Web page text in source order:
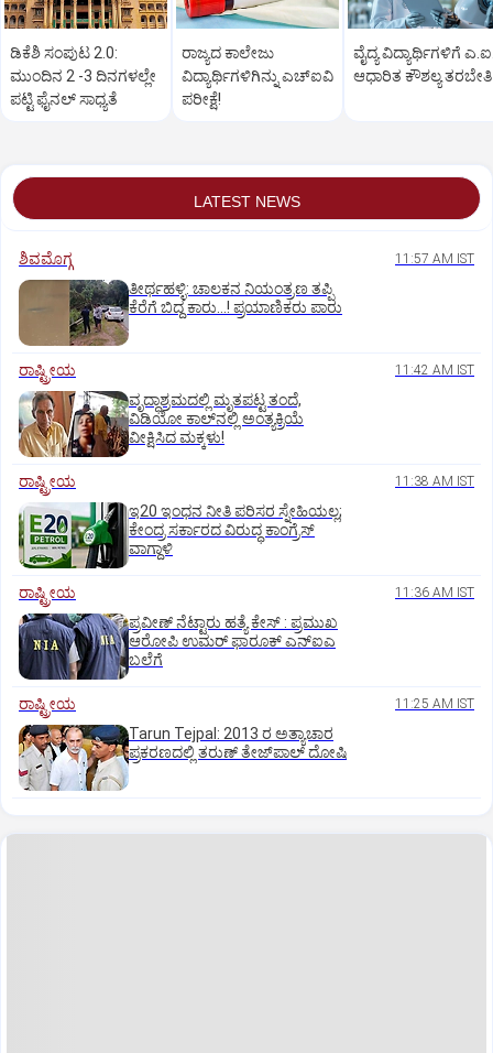
ಡಿಕೆಶಿ ಸಂಪುಟ 2.0:
ಮುಂದಿನ 2 -3 ದಿನಗಳಲ್ಲೇ
ಪಟ್ಟಿ ಫೈನಲ್‌ ಸಾಧ್ಯತೆ
ರಾಜ್ಯದ ಕಾಲೇಜು
ವಿದ್ಯಾರ್ಥಿಗಳಿಗಿನ್ನು ಎಚ್‌ಐವಿ
ಪರೀಕ್ಷೆ!
ವೈದ್ಯ ವಿದ್ಯಾರ್ಥಿಗಳಿಗೆ
ಆಧಾರಿತ ಕೌಶಲ್ಯ ತರಬೇತಿ
LATEST NEWS
ಶಿವಮೊಗ್ಗ 11:57 AM IST
ತೀರ್ಥಹಳ್ಳಿ: ಚಾಲಕನ ನಿಯಂತ್ರಣ ತಪ್ಪಿ
ಕೆರೆಗೆ ಬಿದ್ದ ಕಾರು...! ಪ್ರಯಾಣಿಕರು ಪಾರು
ರಾಷ್ಟ್ರೀಯ 11:42 AM IST
ವೃದ್ಧಾಶ್ರಮದಲ್ಲಿ ಮೃತಪಟ್ಟ ತಂದೆ,
ವಿಡಿಯೋ ಕಾಲ್‌ನಲ್ಲಿ ಅಂತ್ಯಕ್ರಿಯೆ
ವೀಕ್ಷಿಸಿದ ಮಕ್ಕಳು!
ರಾಷ್ಟ್ರೀಯ 11:38 AM IST
ಇ20 ಇಂಧನ ನೀತಿ ಪರಿಸರ ಸ್ನೇಹಿಯಲ್ಲ;
ಕೇಂದ್ರ ಸರ್ಕಾರದ ವಿರುದ್ಧ ಕಾಂಗ್ರೆಸ್‌
ವಾಗ್ದಾಳಿ
ರಾಷ್ಟ್ರೀಯ 11:36 AM IST
ಪ್ರವೀಣ್ ನೆಟ್ಟಾರು ಹತ್ಯೆ ಕೇಸ್ : ಪ್ರಮುಖ
ಆರೋಪಿ ಉಮರ್ ಫಾರೂಕ್ ಎನ್‌ಐಎ
ಬಲೆಗೆ
ರಾಷ್ಟ್ರೀಯ 11:25 AM IST
Tarun Tejpal: 2013 ರ ಅತ್ಯಾಚಾರ
ಪ್ರಕರಣದಲ್ಲಿ ತರುಣ್ ತೇಜ್‌ಪಾಲ್ ದೋಷಿ